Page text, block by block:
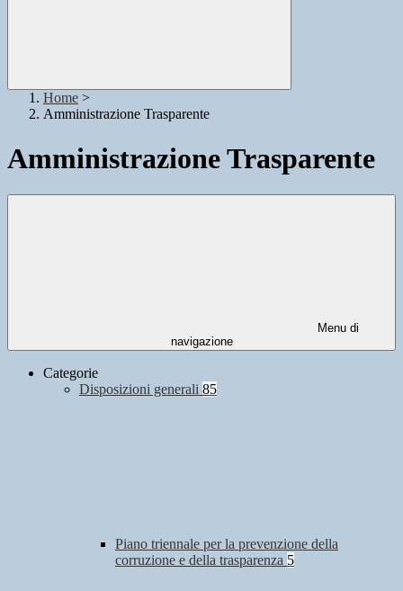
Home >
Amministrazione Trasparente
Amministrazione Trasparente
Menu di
navigazione
Categorie
Disposizioni generali 85
Piano triennale per la prevenzione della
corruzione e della trasparenza 5